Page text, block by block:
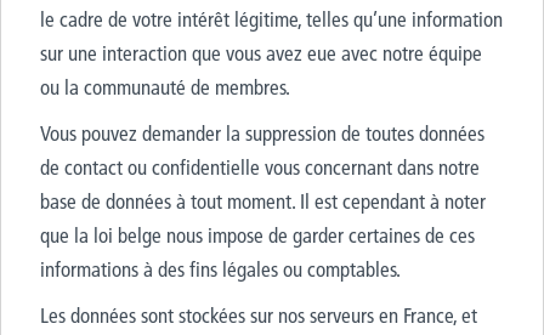
le cadre de votre intérêt légitime, telles qu’une information
sur une interaction que vous avez eue avec notre équipe
ou la communauté de membres.
Vous pouvez demander la suppression de toutes données
de contact ou confidentielle vous concernant dans notre
base de données à tout moment. Il est cependant à noter
que la loi belge nous impose de garder certaines de ces
informations à des fins légales ou comptables.
Les données sont stockées sur nos serveurs en France, et